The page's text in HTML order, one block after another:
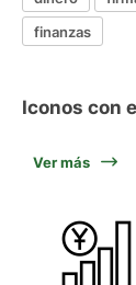
finanzas
Iconos con
Ver más